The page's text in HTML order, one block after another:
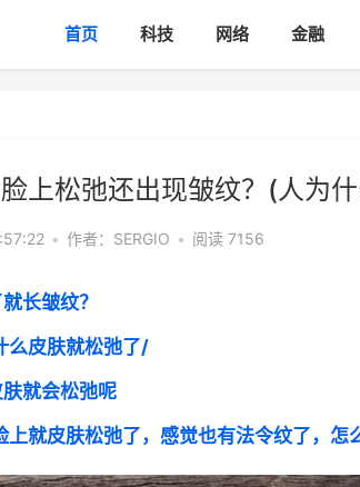
首页 科技 网络 金融
上松弛还出现皱纹？(人为
• 作者：SERGIO • 阅读 7156
长皱纹？
么皮肤就松弛了/
就会松弛呢
就皮肤松弛了，感觉也有法令纹了，怎